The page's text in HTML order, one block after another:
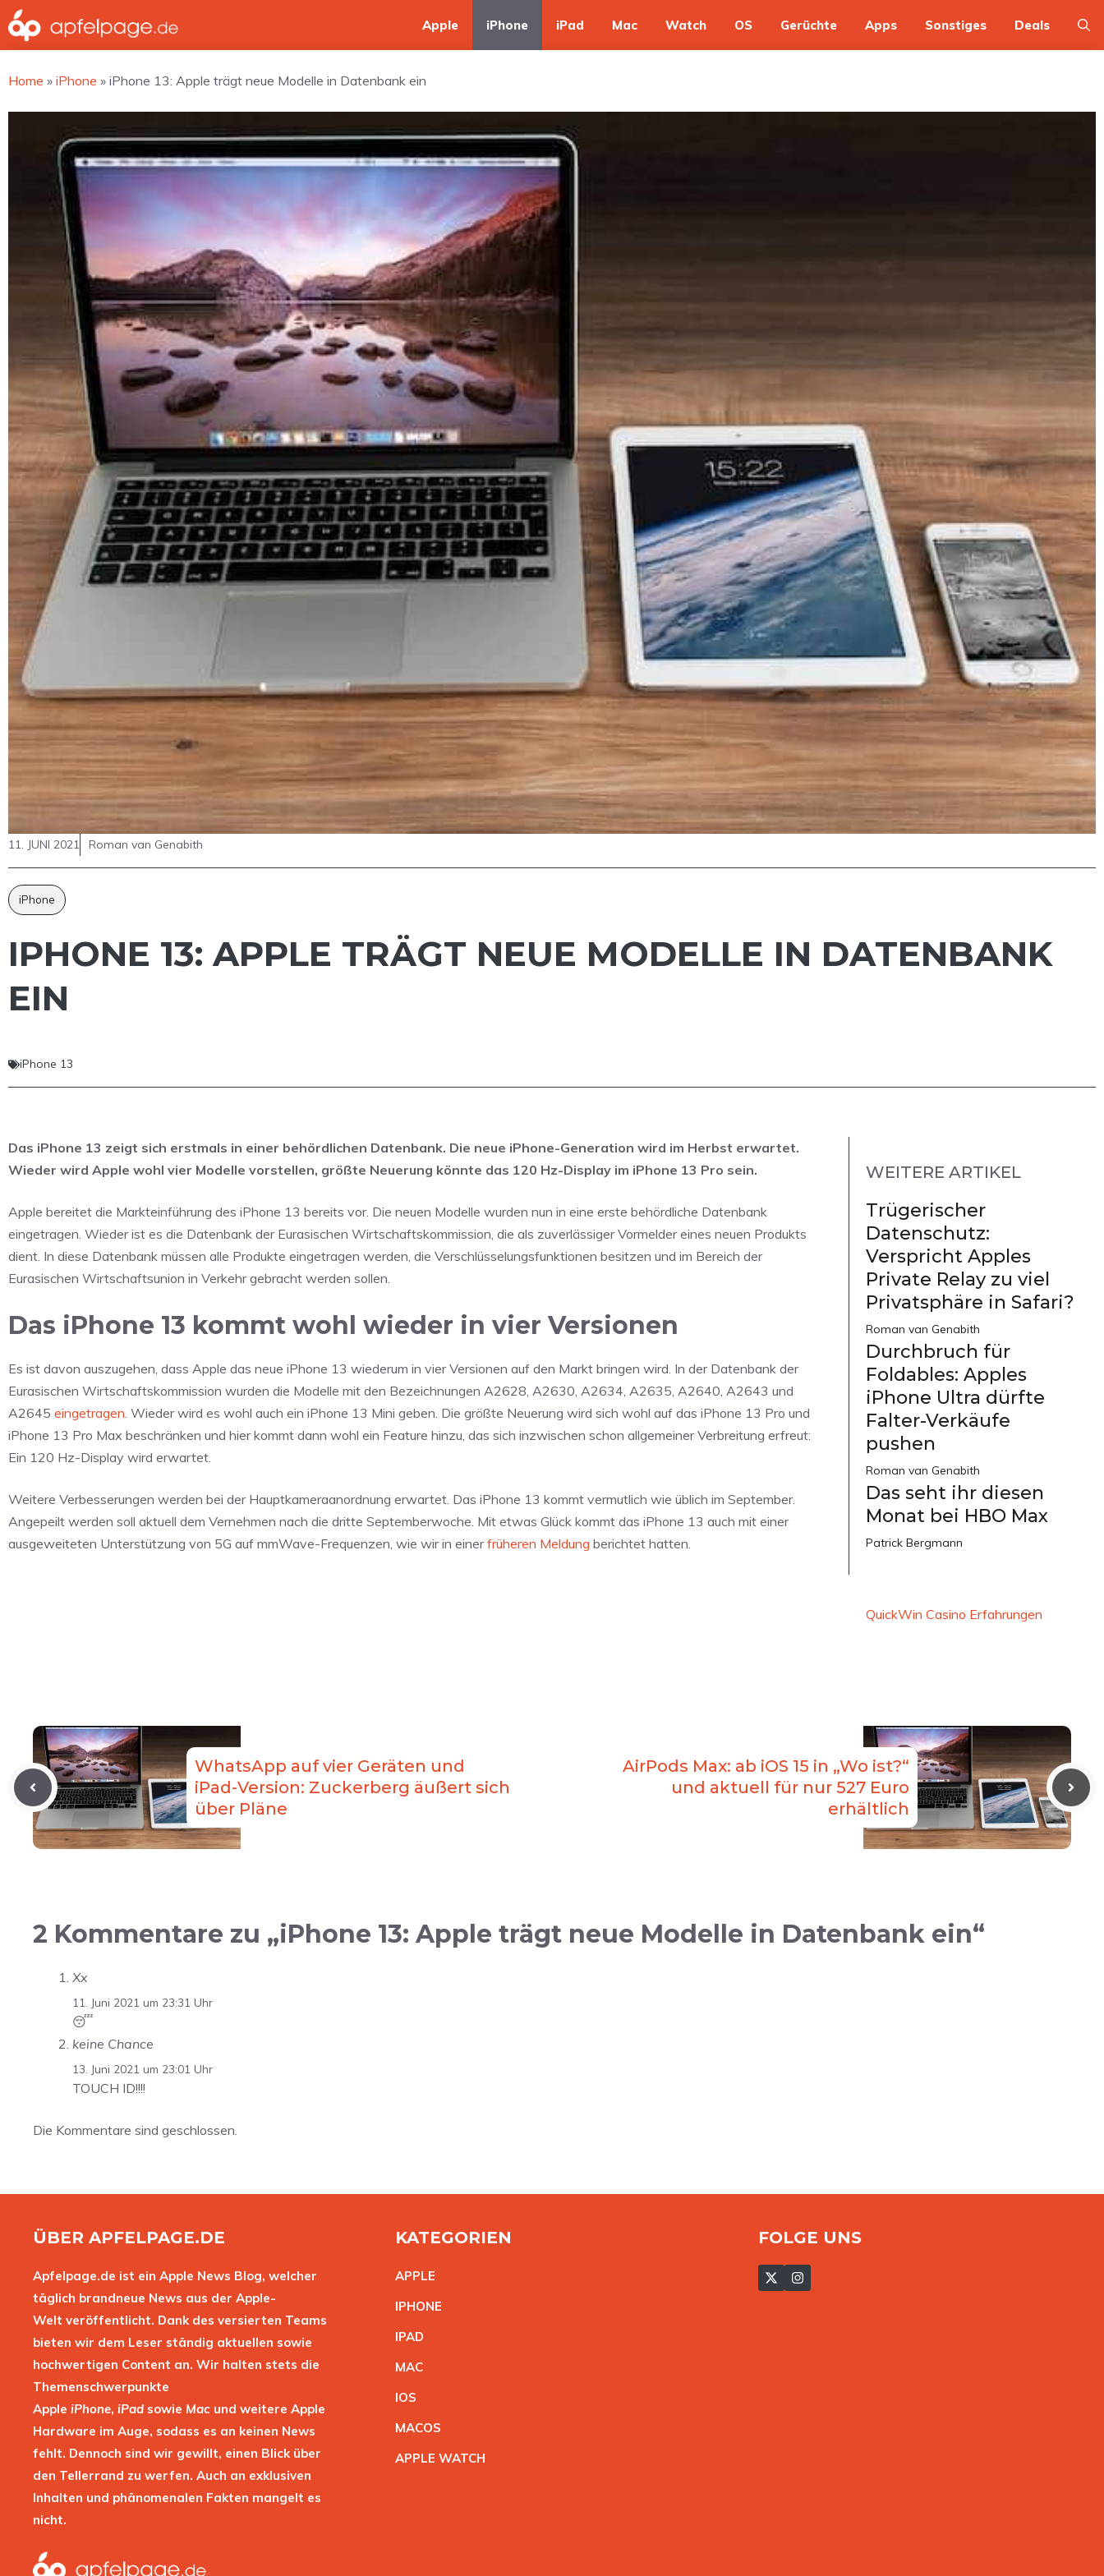
Zum
Inhalt
springen
Apple iPhone iPad Mac Watch OS Gerüchte Apps Sonstiges Deals
Home » iPhone » iPhone 13: Apple trägt neue Modelle in Datenbank ein
11. JUNI 2021 Roman van Genabith
iPhone
IPHONE 13: APPLE TRÄGT NEUE MODELLE IN DATENBANK
EIN
iPhone 13
Das iPhone 13 zeigt sich erstmals in einer behördlichen Datenbank. Die neue iPhone-Generation wird im Herbst erwartet.
Wieder wird Apple wohl vier Modelle vorstellen, größte Neuerung könnte das 120 Hz-Display im iPhone 13 Pro sein.
Apple bereitet die Markteinführung des iPhone 13 bereits vor. Die neuen Modelle wurden nun in eine erste behördliche Datenbank
eingetragen. Wieder ist es die Datenbank der Eurasischen Wirtschaftskommission, die als zuverlässiger Vormelder eines neuen Produkts
dient. In diese Datenbank müssen alle Produkte eingetragen werden, die Verschlüsselungsfunktionen besitzen und im Bereich der
Eurasischen Wirtschaftsunion in Verkehr gebracht werden sollen.
Das iPhone 13 kommt wohl wieder in vier Versionen
Es ist davon auszugehen, dass Apple das neue iPhone 13 wiederum in vier Versionen auf den Markt bringen wird. In der Datenbank der
Eurasischen Wirtschaftskommission wurden die Modelle mit den Bezeichnungen A2628, A2630, A2634, A2635, A2640, A2643 und
A2645 eingetragen. Wieder wird es wohl auch ein iPhone 13 Mini geben. Die größte Neuerung wird sich wohl auf das iPhone 13 Pro und
iPhone 13 Pro Max beschränken und hier kommt dann wohl ein Feature hinzu, das sich inzwischen schon allgemeiner Verbreitung erfreut:
Ein 120 Hz-Display wird erwartet.
Weitere Verbesserungen werden bei der Hauptkameraanordnung erwartet. Das iPhone 13 kommt vermutlich wie üblich im September.
Angepeilt werden soll aktuell dem Vernehmen nach die dritte Septemberwoche. Mit etwas Glück kommt das iPhone 13 auch mit einer
ausgeweiteten Unterstützung von 5G auf mmWave-Frequenzen, wie wir in einerfrüheren Meldung berichtet hatten.
WEITERE ARTIKEL
Trügerischer
Datenschutz:
Verspricht Apples
Private Relay zu viel
Privatsphäre in Safari?
Roman van Genabith
Durchbruch für
Foldables: Apples
iPhone Ultra dürfte
Falter-Verkäufe
pushen
Roman van Genabith
Das seht ihr diesen
Monat bei HBO Max
Patrick Bergmann
QuickWin Casino Erfahrungen
WhatsApp auf vier Geräten und
iPad-Version: Zuckerberg äußert sich
über Pläne
AirPods Max: ab iOS 15 in „Wo ist?“
und aktuell für nur 527 Euro
erhältlich
2 Kommentare zu „iPhone 13: Apple trägt neue Modelle in Datenbank ein“
Xx
11. Juni 2021 um 23:31 Uhr
😴
keine Chance
13. Juni 2021 um 23:01 Uhr
TOUCH ID!!!!
Die Kommentare sind geschlossen.
ÜBER APFELPAGE.DE
Apfelpage.de ist ein Apple News Blog, welcher
täglich brandneue News aus der Apple-
Welt veröffentlicht. Dank des versierten Teams
bieten wir dem Leser ständig aktuellen sowie
hochwertigen Content an. Wir halten stets die
Themenschwerpunkte
Apple iPhone, iPad sowie Mac und weitere Apple
Hardware im Auge, sodass es an keinen News
fehlt. Dennoch sind wir gewillt, einen Blick über
den Tellerrand zu werfen. Auch an exklusiven
Inhalten und phänomenalen Fakten mangelt es
nicht.
KATEGORIEN
APPLE
IPHONE
IPAD
MAC
IOS
MACOS
APPLE WATCH
FOLGE UNS